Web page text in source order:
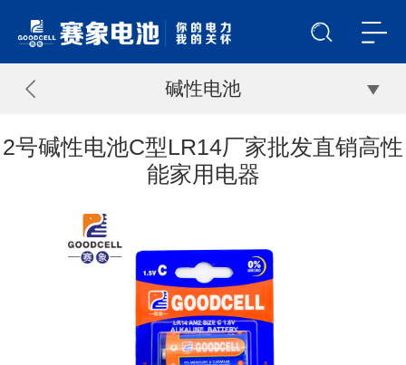
碱性电池
2号碱性电池C型LR14厂家批发直销高性
能家用电器